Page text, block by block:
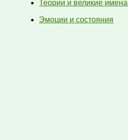
Теории и великие имена
Эмоции и состояния